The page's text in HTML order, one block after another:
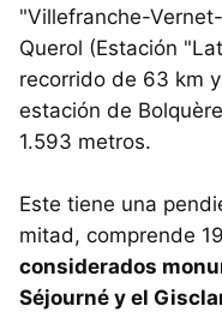
"Villefranche-
Querol (Estación
recorrido de 63 km
estación de
1.593 metros.
Este tiene una
mitad, comprende
considerados
Séjourné y el